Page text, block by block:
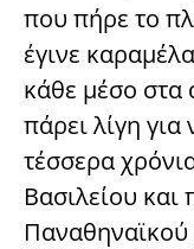
που πήρε το
έγινε
κάθε μέσο στα
πάρει λίγη
τέσσερα
Βασιλείου